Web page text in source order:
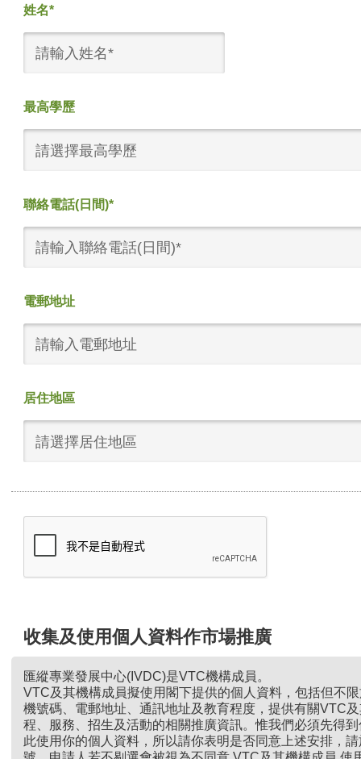
姓名*
最高學歷
請選擇最高學歷
聯絡電話(日間)*
電郵地址
居住地區
請選擇居住地區
收集及使用個人資料作市場推廣
匯縱專業發展中心(IVDC)是VTC機構成員。
VTC及其機構成員擬使用閣下提供的個人資料，包括但不
機號碼、電郵地址、通訊地址及教育程度，提供有關VTC
程、服務、招生及活動的相關推廣資訊。惟我們必須先得
此使用你的個人資料，所以請你表明是否同意上述安排，